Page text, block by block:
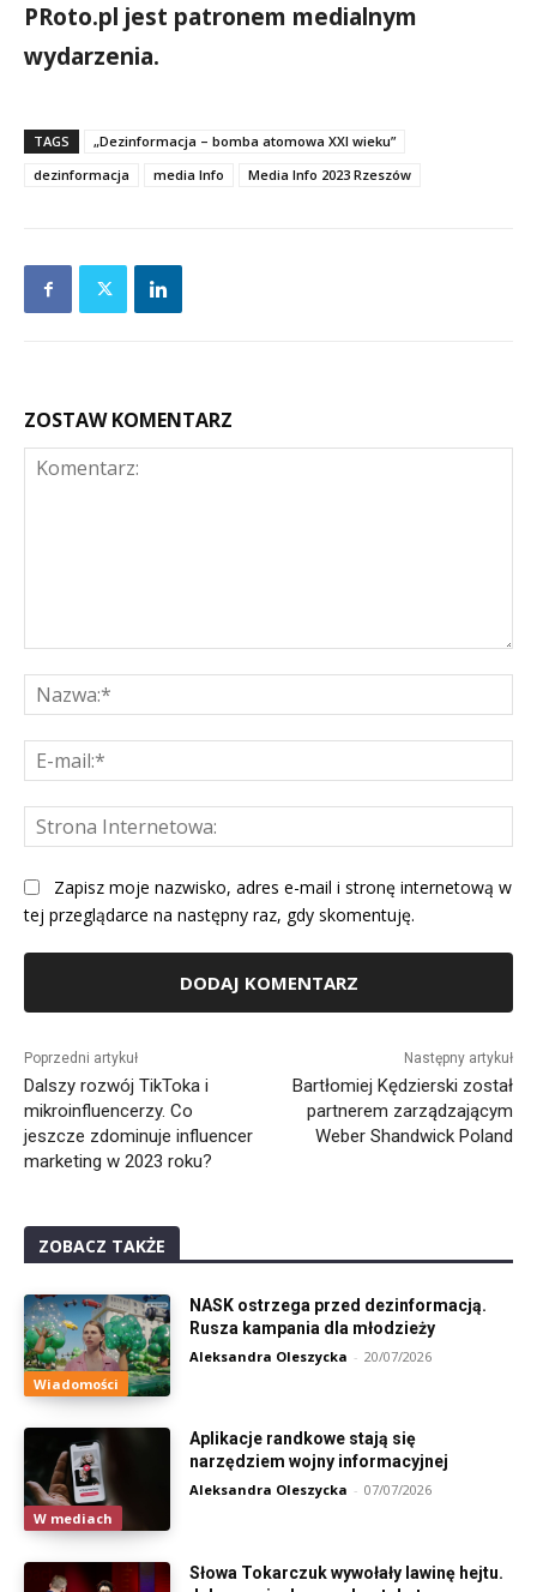
PRoto.pl jest patronem medialnym
wydarzenia.
TAGS
„Dezinformacja – bomba atomowa XXI wieku”
dezinformacja
media Info Media Info 2023 Rzeszów
ZOSTAW KOMENTARZ
Zapisz moje nazwisko, adres e-mail i stronę internetową w
tej przeglądarce na następny raz, gdy skomentuję.
Poprzedni artykuł
Dalszy rozwój TikToka i
mikroinfluencerzy. Co
jeszcze zdominuje influencer
marketing w 2023 roku?
Następny artykuł
Bartłomiej Kędzierski został
partnerem zarządzającym
Weber Shandwick Poland
ZOBACZ TAKŻE
Wiadomości
NASK ostrzega przed dezinformacją.
Rusza kampania dla młodzieży
Aleksandra Oleszycka - 20/07/2026
W mediach
Aplikacje randkowe stają się
narzędziem wojny informacyjnej
Aleksandra Oleszycka - 07/07/2026
Słowa Tokarczuk wywołały lawinę hejtu.